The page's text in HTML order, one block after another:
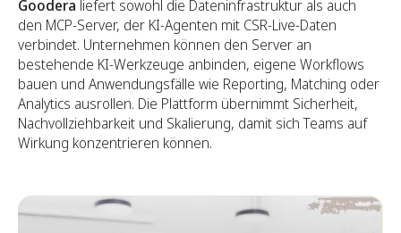
Goodera liefert sowohl die Dateninfrastruktur als auch
den MCP-Server, der KI-Agenten mit CSR-Live-Daten
verbindet. Unternehmen können den Server an
bestehende KI-Werkzeuge anbinden, eigene Workflows
bauen und Anwendungsfälle wie Reporting, Matching oder
Analytics ausrollen. Die Plattform übernimmt Sicherheit,
Nachvollziehbarkeit und Skalierung, damit sich Teams auf
Wirkung konzentrieren können.